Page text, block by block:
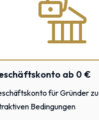
ab 0 €
für Gründer zu
Bedingungen